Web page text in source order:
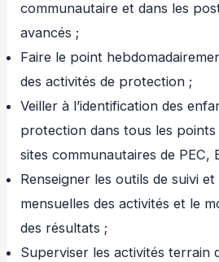
communautaire et dans les
avancés ;
Faire le point
des activités de protection ;
Veiller à l’identification des
protection dans tous les
sites communautaires de PEC,
Renseigner les outils de suivi et
mensuelles des activités et le
des résultats ;
Superviser les activités terrain